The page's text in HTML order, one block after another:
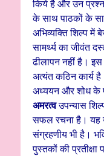
किये है और उन
के साथ पाठकों के
अभिव्यक्ति शिल्प में
सामर्थ्य का जीवंत
ढीलापन नहीं है।
अत्यंत कठिन कार्य
अध्ययन और शोध के
अमरत्वउपन्यास
सफल रचना है। यह
संग्रहणीय भी है।
पुस्तकों की प्रतीक्षा